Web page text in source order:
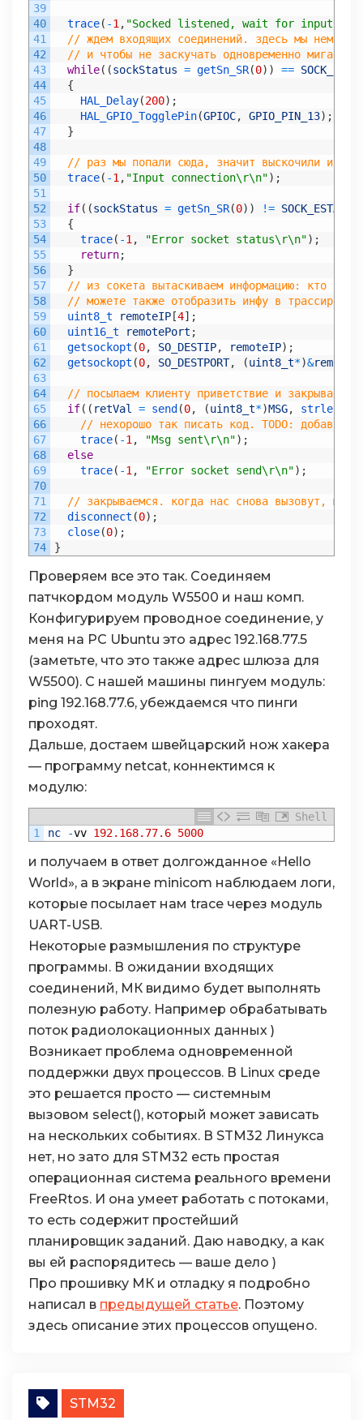
39
40
41
42
43
44
45
46
47
48
49
50
51
52
53
54
55
56
57
58
59
60
61
62
63
64
65
66
67
68
69
70
71
72
73
74
trace( -1 , "Socked listened, wait for input
// ждем входящих соединений. здесь мы
// и чтобы не заскучать одновременно мигаем
while( (sockStatus = getSn_SR(0) ) ==
{
HAL_Delay(200) ;
HAL_GPIO_TogglePin(GPIOC, GPIO_PIN_13) ;
}
// раз мы попали сюда, значит выскочили из
trace( -1 , "Input connection\r\n") ;
if( (sockStatus = getSn_SR(0) ) !=
{
trace( -1 , "Error socket status\r\n") ;
return;
}
// из сокета вытаскиваем информацию: кто к
// можете также отобразить инфу в трассировке
uint8_t
remoteIP[4] ;
uint16_t
remotePort ;
getsockopt (0, SO_DESTIP, remoteIP) ;
getsockopt (0, SO_DESTPORT, (uint8_t*)&
// посылаем клиенту приветствие и закрываем
if( ( retVal = send(0, (uint8_t*)MSG, strlen
// нехорошо так писать код. TODO: добавить
trace( -1 , "Msg sent\r\n") ;
else
trace( -1 , "Error socket send\r\n") ;
// закрываемся. когда нас снова вызовут, мы
disconnect (0) ;
close(0) ;
}
Проверяем все это так. Соединяем
патчкордом модуль W5500 и наш комп.
Конфигурируем проводное соединение, у
меня на PC Ubuntu это адрес 192.168.77.5
(заметьте, что это также адрес шлюза для
W5500). С нашей машины пингуем модуль:
ping 192.168.77.6, убеждаемся что пинги
проходят.
Дальше, достаем швейцарский нож хакера
— программу netcat, коннектимся к
модулю:
Shell
1
nc -vv 192.168.77.6 5000
и получаем в ответ долгожданное «Hello
World», а в экране minicom наблюдаем логи,
которые посылает нам trace через модуль
UART-USB.
Некоторые размышления по структуре
программы. В ожидании входящих
соединений, МК видимо будет выполнять
полезную работу. Например обрабатывать
поток радиолокационных данных )
Возникает проблема одновременной
поддержки двух процессов. В Linux среде
это решается просто — системным
вызовом select(), который может зависать
на нескольких событиях. В STM32 Линукса
нет, но зато для STM32 есть простая
операционная система реального времени
FreeRtos. И она умеет работать с потоками,
то есть содержит простейший
планировщик заданий. Даю наводку, а как
вы ей распорядитесь — ваше дело )
Про прошивку МК и отладку я подробно
написал в предыдущей статье. Поэтому
здесь описание этих процессов опущено.
STM32